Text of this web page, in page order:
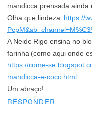
mandioca prensada ainda
Olha que lindeza: https://
A Neide Rigo ensina no
farinha (como aqui onde
https://come-
mandioca-e-coco.html
Um abraço!
RESPONDER